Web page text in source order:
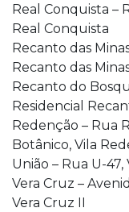
Real Conquista –
Real Conquista
Recanto das
Recanto das
Recanto do
Residencial
Redenção – Rua
Botânico, Vila
União – Rua U-47,
Vera Cruz –
Vera Cruz II